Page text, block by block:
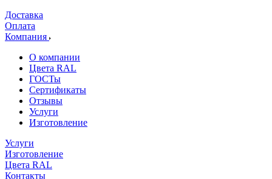
Доставка
Оплата
Компания
О компании
Цвета RAL
ГОСТы
Сертификаты
Отзывы
Услуги
Изготовление
Услуги
Изготовление
Цвета RAL
Контакты